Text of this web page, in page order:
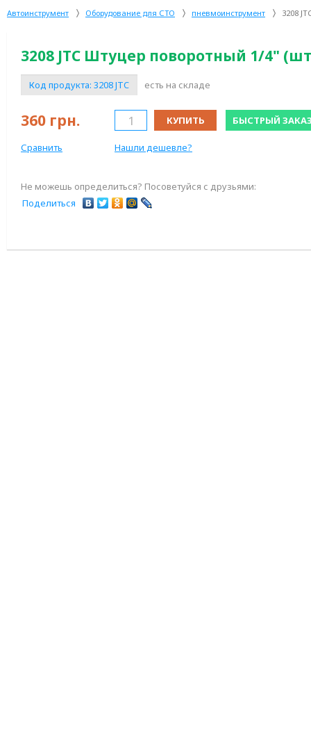
Автоинструмент Оборудование для СТО пневмоинструмент 3208
3208 JTC Штуцер поворотный 1/4"
Код продукта: 3208 JTC есть на складе
360 грн. КУПИТЬ БЫСТРЫЙ
Сравнить Нашли дешевле?
Не можешь определиться? Посоветуйся с друзьями:
Поделиться